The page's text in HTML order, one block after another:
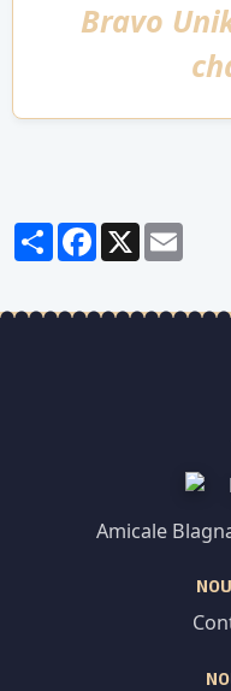
Bravo
PartagerFacebook
X
Amicale